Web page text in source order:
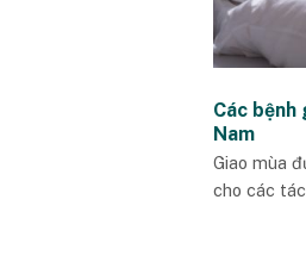
Các
Nam
Giao mùa
cho các